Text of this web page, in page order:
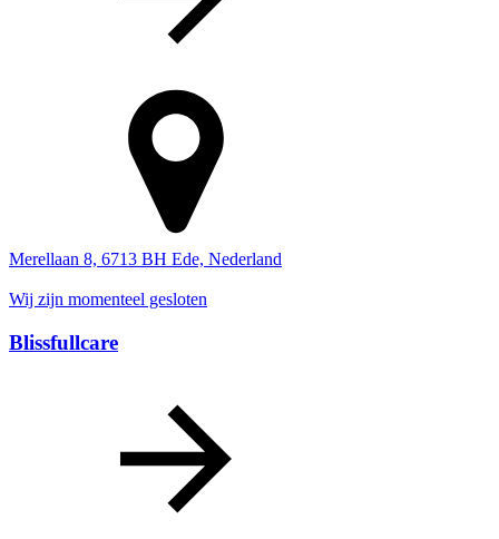
Merellaan 8, 6713 BH Ede, Nederland
Wij zijn momenteel gesloten
Blissfullcare